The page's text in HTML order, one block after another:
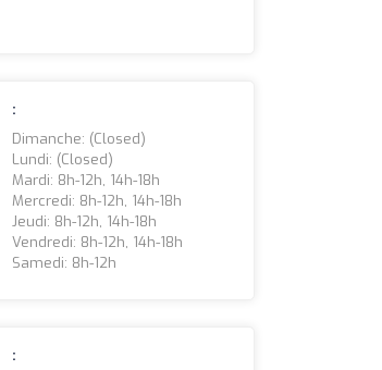
:
Dimanche: (closed)
Lundi: (closed)
Mardi: 8h-12h, 14h-18h
Mercredi: 8h-12h, 14h-18h
Jeudi: 8h-12h, 14h-18h
Vendredi: 8h-12h, 14h-18h
Samedi: 8h-12h
: